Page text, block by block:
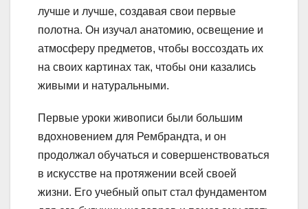
лучше и лучше, создавая свои первые
полотна. Он изучал анатомию, освещение и
атмосферу предметов, чтобы воссоздать их
на своих картинах так, чтобы они казались
живыми и натуральными.
Первые уроки живописи были большим
вдохновением для Рембрандта, и он
продолжал обучаться и совершенствоваться
в искусстве на протяжении всей своей
жизни. Его учебный опыт стал фундаментом